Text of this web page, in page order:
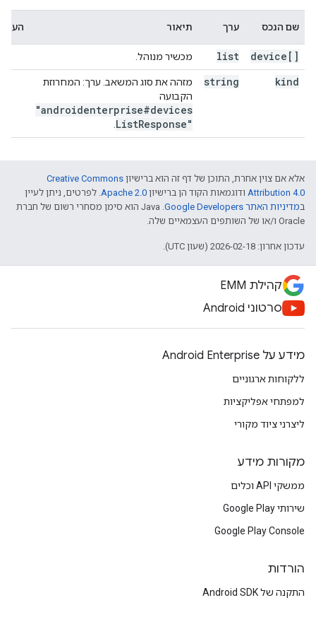
שם הנכס ערך תיאור
device[]
list מכשיר מנוהל.
kind
string
מזהה את סוג המשאב. ערך: המחרוזת
הקבועה
"androidenterprise#devices
ListResponse"
אלא אם צוין אחרת, התוכן של דף זה הוא ברישיון Creative Commons
Attribution 4.0 ודוגמאות הקוד הן ברישיון Apache 2.0. לפרטים, ניתן לעיין
במדיניות האתר Google Developers‏
.‏ Java הוא סימן מסחרי רשום של חברת
Oracle ו/או של השותפים העצמאיים שלה.
עדכון אחרון: 2026-02-18 (שעון UTC).
קהילת EMM
סרטוני Android
מידע על Android Enterprise
ללקוחות ארגוניים
למפתחי אפליקציות
ליצרני ציוד מקורי
מקורות מידע
ממשקי API וכלים
שירותי Google Play
Google Play Console
הורדות
התקנה של Android SDK